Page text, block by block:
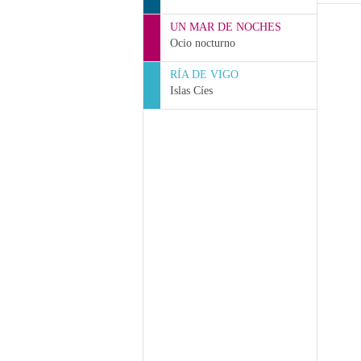
UN MAR DE NOCHES
Ocio nocturno
RÍA DE VIGO
Islas Cíes